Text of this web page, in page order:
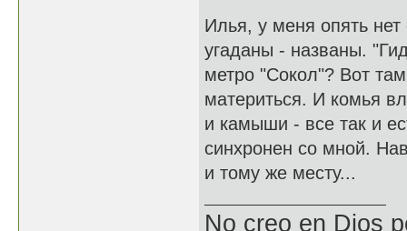
Илья, у меня опять
угаданы - названы.
метро "Сокол"? Вот
материться. И комья
и камыши - все так и
синхронен со мной.
и тому же месту...
No creo en Dios